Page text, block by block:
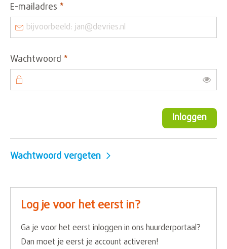
E-mailadres *
Wachtwoord *
Inloggen
Wachtwoord vergeten
Log je voor het eerst in?
Ga je voor het eerst inloggen in ons huurderportaal?
Dan moet je eerst je account activeren!